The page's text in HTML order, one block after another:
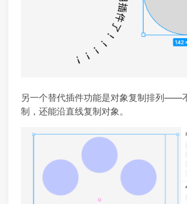
另一个替代插件功能是对象复制排列——
制，还能沿直线复制对象。